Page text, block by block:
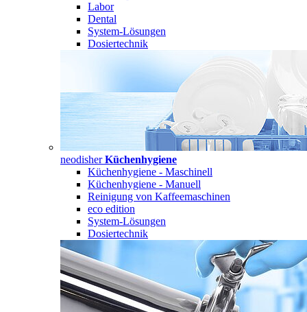
Labor
Dental
System-Lösungen
Dosiertechnik
neodisherKüchenhygiene
Küchenhygiene - Maschinell
Küchenhygiene - Manuell
Reinigung von Kaffeemaschinen
eco edition
System-Lösungen
Dosiertechnik